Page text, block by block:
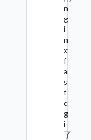
n
g
i
n
x
f
a
s
t
c
g
i
了